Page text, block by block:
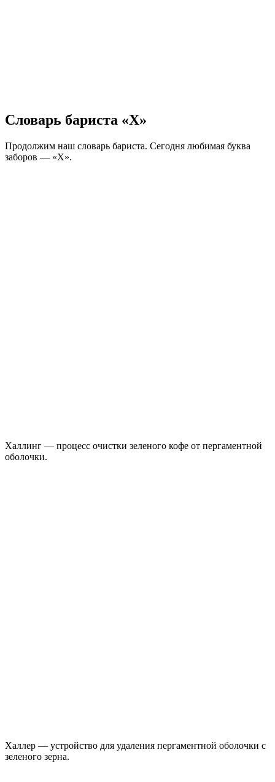
Словарь бариста «Х»
Продолжим наш словарь бариста. Сегодня любимая буква
заборов — «Х».
Халлинг — процесс очистки зеленого кофе от пергаментной
оболочки.
Халлер — устройство для удаления пергаментной оболочки с
зеленого зерна.